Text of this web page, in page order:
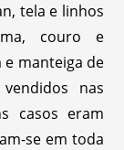
tela e linhos
couro e
e manteiga de
nas
casos eram
se em toda